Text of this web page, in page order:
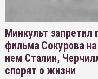
Минкульт запретил
фильма Сокурова
нем Сталин,
спорят о жизни